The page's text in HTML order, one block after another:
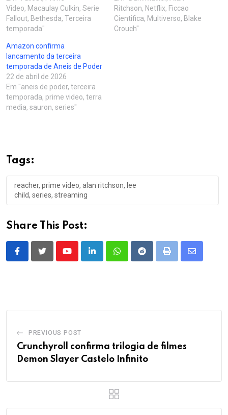
Video, Macaulay Culkin, Serie
Fallout, Bethesda, Terceira
temporada"
Ritchson, Netflix, Ficcao
Cientifica, Multiverso, Blake
Crouch"
Amazon confirma
lancamento da terceira
temporada de Aneis de Poder
22 de abril de 2026
Em "aneis de poder, terceira
temporada, prime video, terra
media, sauron, series"
Tags:
reacher, prime video, alan ritchson, lee
child, series, streaming
Share This Post:
YoutubeLinkedInWhatsappRedditPrint
Share
PREVIOUS POST
Crunchyroll confirma trilogia de filmes
Demon Slayer Castelo Infinito